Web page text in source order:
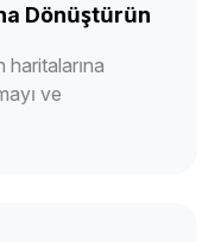
Dönüştürün
haritalarına
ve